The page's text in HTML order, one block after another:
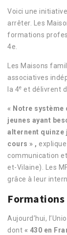
Voici une
arrêter. Les
formations
4e.
Les Maisons
associatives
la 4e et délivrent
« Notre
jeunes ayant
alternent quinze
cours » ,
communication
et-Vilaine). Les
grâce à leur
Formations
Aujourd’hui,
dont « 430 en